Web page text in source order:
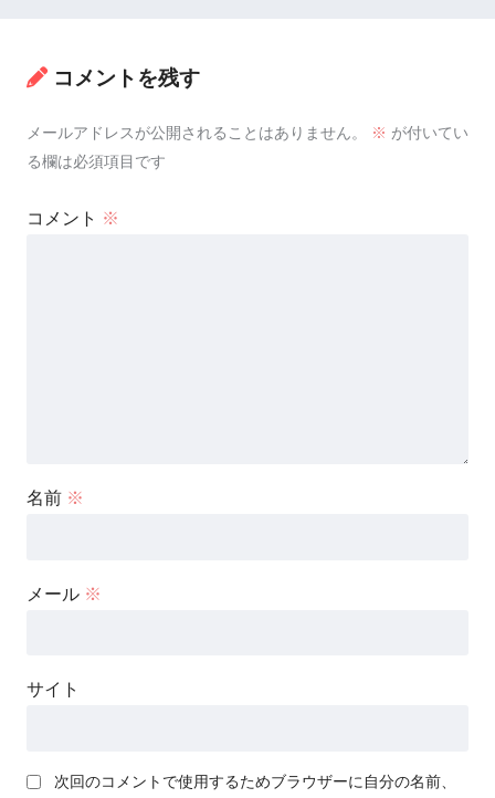
コメントを残す
メールアドレスが公開されることはありません。 ※ が付いてい
る欄は必須項目です
コメント ※
名前 ※
メール ※
サイト
次回のコメントで使用するためブラウザーに自分の名前、